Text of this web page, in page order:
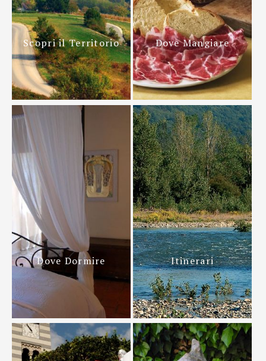
Scopri il Territorio Dove Mangiare
Dove Dormire Itinerari